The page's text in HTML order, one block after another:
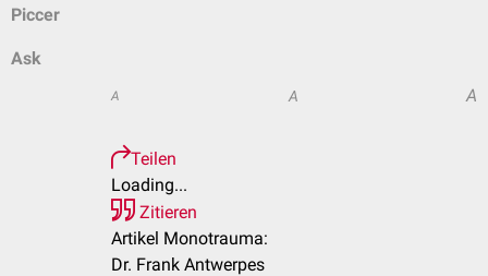
Piccer
Ask
A A A
Teilen
Loading...
Zitieren
Artikel Monotrauma:
Dr. Frank Antwerpes